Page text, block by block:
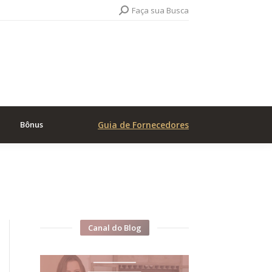
Search:Faça sua Busca
Bônus Guia de Fornecedores
Canal do Blog